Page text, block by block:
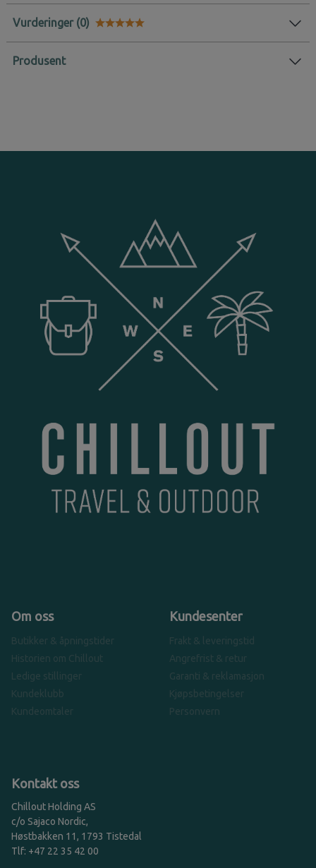
Vurderinger
Produsent
Om oss
Butikker & åpningstider
Historien om Chillout
Ledige stillinger
Kundeklubb
Kundeomtaler
Kundesenter
Frakt & leveringstid
Angrefrist & retur
Garanti & reklamasjon
Kjøpsbetingelser
Personvern
Kontakt oss
Chillout Holding AS
c/o Sajaco Nordic,
Høstbakken 11, 1793 Tistedal
Tlf: +47 22 35 42 00